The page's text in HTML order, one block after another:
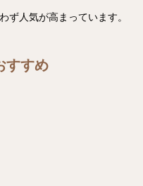
ず人気が高まっています。
すすめ